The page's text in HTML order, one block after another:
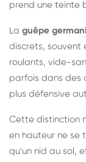
prend une teinte
La guêpe
discrets, souvent
roulants, vide-
parfois dans des
plus défensive
Cette distinction
en hauteur ne se
qu'un nid au sol,